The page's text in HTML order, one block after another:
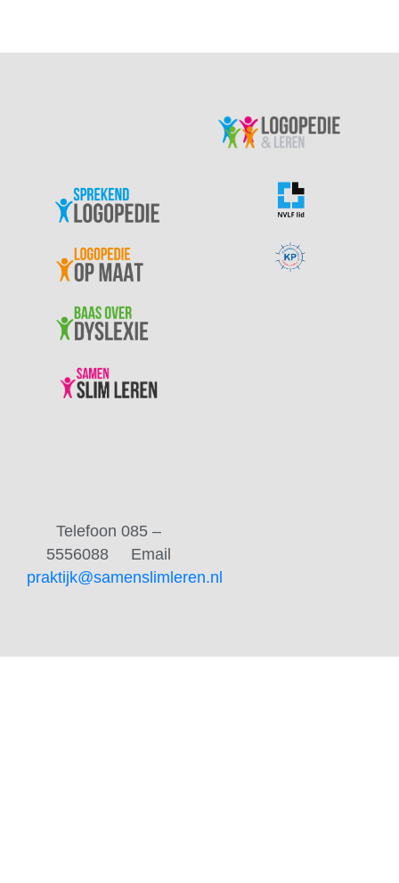
Telefoon 085 –
5556088 Email
praktijk@samenslimleren.nl